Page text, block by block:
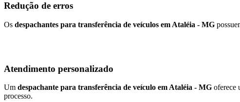
Redução de erros
Os despachantes para transferência de veículos em Ataléia - MG
Atendimento personalizado
Um despachante para transferência de veículo em Ataléia - MG oferece
processo.